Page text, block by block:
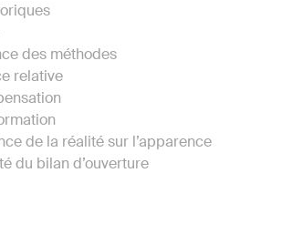
des méthodes
relative
de la réalité sur l’apparence
du bilan d’ouverture